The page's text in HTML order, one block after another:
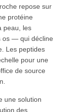
repose sur
protéine
peau, les
os — qui décline
Les peptides
pour une
de source
une solution
des